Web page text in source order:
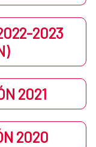
2023
2021
2020